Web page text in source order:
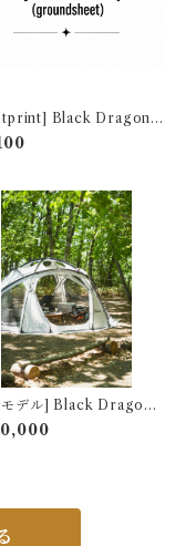
Black Dragon S
Moon 星月 Groundsh
モデル] Black Dragon
PRO ホワイトモデル
エステル生地）